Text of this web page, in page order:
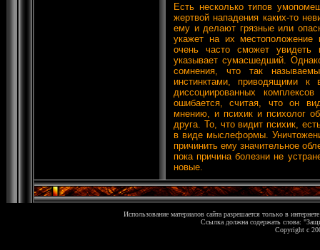
Есть несколько типов
жертвой нападения каких-то
ему и делают грязные или
укажет на их
очень часто сможет увидеть
указывает сумасшедший.
сомнения, что так
инстинктами, приводящими к
диссоциированных
ошибается, считая, что он
мнению, и психик и психолог
друга. То, что видит психик,
в виде мыслеформы.
причинить ему значительное
пока причина болезни не
новые.
Использование материалов сайта разрешается только в
Ссылка должна содержать слова:
Copyright c